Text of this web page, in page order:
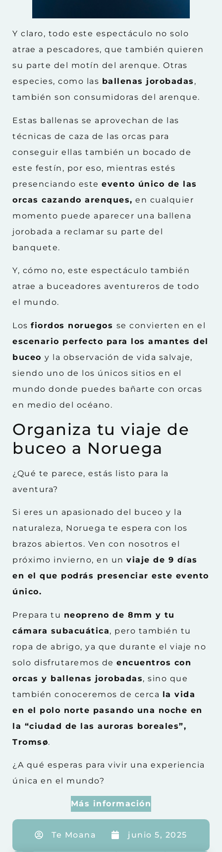
Y claro, todo este espectáculo no solo
atrae a pescadores, que también quieren
su parte del motín del arenque. Otras
especies, como las ballenas jorobadas ,
también son consumidoras del arenque.
Estas ballenas se aprovechan de las
técnicas de caza de las orcas para
conseguir ellas también un bocado de
este festín, por eso, mientras estés
presenciando este evento único de las
orcas cazando arenques, en cualquier
momento puede aparecer una ballena
jorobada a reclamar su parte del
banquete.
Y, cómo no, este espectáculo también
atrae a buceadores aventureros de todo
el mundo.
Los fiordos noruegos se convierten en el
escenario perfecto para los amantes del
buceo y la observación de vida salvaje,
siendo uno de los únicos sitios en el
mundo donde puedes bañarte con orcas
en medio del océano.
Organiza tu viaje de
buceo a Noruega
¿Qué te parece, estás listo para la
aventura?
Si eres un apasionado del buceo y la
naturaleza, Noruega te espera con los
brazos abiertos. Ven con nosotros el
próximo invierno, en un viaje de 9 días
en el que podrás presenciar este evento
único.
Prepara tu neopreno de 8mm y tu
cámara subacuática, pero también tu
ropa de abrigo, ya que durante el viaje no
solo disfrutaremos de encuentros con
orcas y ballenas jorobadas, sino que
también conoceremos de cerca la vida
en el polo norte pasando una noche en
la “ciudad de las auroras boreales”,
Tromsø.
¿A qué esperas para vivir una experiencia
única en el mundo?
Más información
Te Moana junio 5, 2025